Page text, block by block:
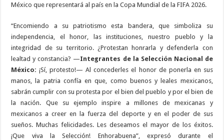
México que representará al país en la Copa Mundial de la FIFA 2026.
“Encomiendo a su patriotismo esta bandera, que simboliza su
independencia, el honor, las instituciones, nuestro pueblo y la
integridad de su territorio. ¿Protestan honrarla y defenderla con
lealtad y constancia? —Integrantes de la Selección Nacional de
México: ¡Sí, protesto!— Al concederles el honor de ponerla en sus
manos, la patria confía en que, como buenos y leales mexicanos,
sabrán cumplir con su protesta por el bien del pueblo y por el bien de
la nación. Que su ejemplo inspire a millones de mexicanas y
mexicanos a creer en la fuerza del deporte y en el poder de sus
sueños. Muchas felicidades. Les deseamos el mayor de los éxitos.
¡Que viva la Selección! Enhorabuena”, expresó durante el